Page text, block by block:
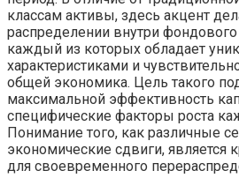
классам активы, здесь акцент
распределении внутри
каждый из которых обладает
характеристиками и
общей экономика. Цель такого
максимальной эффективность
специфические факторы роста
Понимание того, как различные
экономические сдвиги, является
для своевременного